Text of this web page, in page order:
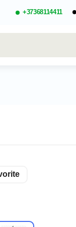
+37368114411